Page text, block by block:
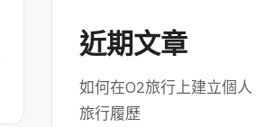
近期文章
如何在O2旅行上建立個人
旅行履歷